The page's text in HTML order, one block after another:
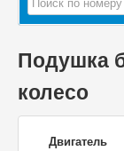
Подушка
колесо
Двигатель